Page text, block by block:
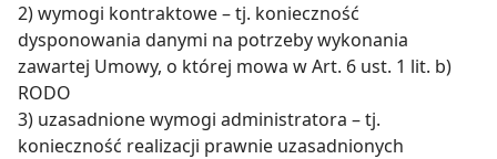
2) wymogi kontraktowe – tj. konieczność
dysponowania danymi na potrzeby wykonania
zawartej Umowy, o której mowa w Art. 6 ust. 1 lit. b)
RODO
3) uzasadnione wymogi administratora – tj.
konieczność realizacji prawnie uzasadnionych